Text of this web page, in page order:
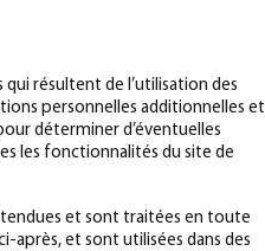
résultent de l’utilisation des
personnelles additionnelles et
déterminer d’éventuelles
les fonctionnalités du site de
et sont traitées en toute
après, et sont utilisées dans des